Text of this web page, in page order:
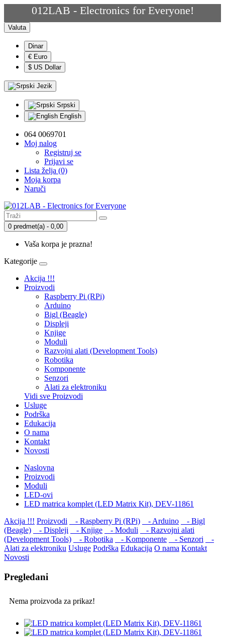
012LAB - Electronics for Everyone!
Valuta
Dinar
€ Euro
$ US Dollar
Jezik
Srpski
English
064 0069701
Moj nalog
Registruj se
Prijavi se
Lista želja (0)
Moja korpa
Naruči
0 predmet(a) - 0,00
Vaša korpa je prazna!
Kategorije
Akcija !!!
Proizvodi
Raspberry Pi (RPi)
Arduino
Bigl (Beagle)
Displеji
Knjige
Moduli
Razvojni alati (Development Tools)
Robotika
Komponente
Senzori
Alati za elektroniku
Vidi sve Proizvodi
Usluge
Podrška
Edukacija
O nama
Kontakt
Novosti
Naslovna
Proizvodi
Moduli
LED-ovi
LED matrica komplet (LED Matrix Kit), DEV-11861
Akcija !!! Proizvodi - Raspberry Pi (RPi) - Arduino
- Bigl
(Beagle)
- Displеji - Knjige - Moduli
- Razvojni alati
(Development Tools)
- Robotika - Komponente - Senzori
-
Alati za elektroniku Usluge Podrška Edukacija O nama Kontakt
Novosti
Pregledani
Nema proizvoda za prikaz!